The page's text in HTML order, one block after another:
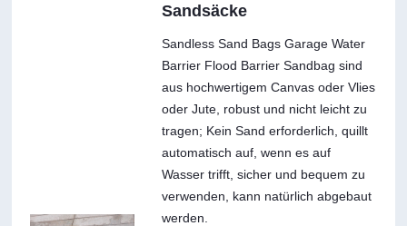
Sandsäcke
Sandless Sand Bags Garage Water
Barrier Flood Barrier Sandbag sind
aus hochwertigem Canvas oder Vlies
oder Jute, robust und nicht leicht zu
tragen; Kein Sand erforderlich, quillt
automatisch auf, wenn es auf
Wasser trifft, sicher und bequem zu
verwenden, kann natürlich abgebaut
werden.